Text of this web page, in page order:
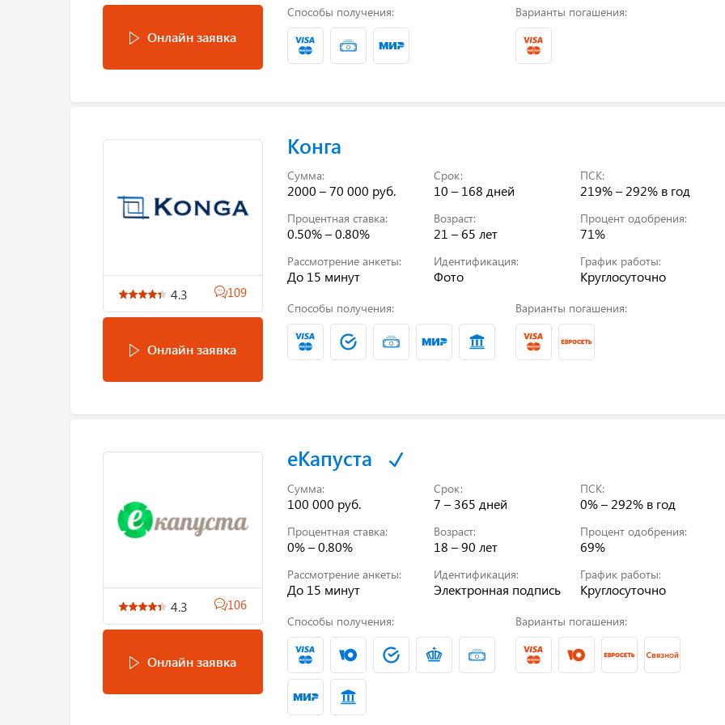
Онлайн заявка
Способы получения: Варианты погашения:
4.3 109
Онлайн заявка
Конга
Сумма:
2000 – 70 000 руб.
Срок:
10 – 168 дней
ПСК:
219% – 292% в год
Процентная ставка:
0.50% – 0.80%
Возраст:
21 – 65 лет
Процент одобрения:
71%
Рассмотрение анкеты:
До 15 минут
Идентификация:
Фото
График работы:
Круглосуточно
Способы получения: Варианты погашения:
4.3 106
Онлайн заявка
еКапуста
Сумма:
100 000 руб.
Срок:
7 – 365 дней
ПСК:
0% – 292% в год
Процентная ставка:
0% – 0.80%
Возраст:
18 – 90 лет
Процент одобрения:
69%
Рассмотрение анкеты:
До 15 минут
Идентификация:
Электронная подпись
График работы:
Круглосуточно
Способы получения: Варианты погашения: